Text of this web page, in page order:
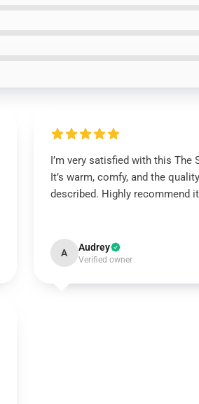
I’m very satisfied with this The
It’s warm, comfy, and the
described. Highly recommend
A Audrey
Verified owner